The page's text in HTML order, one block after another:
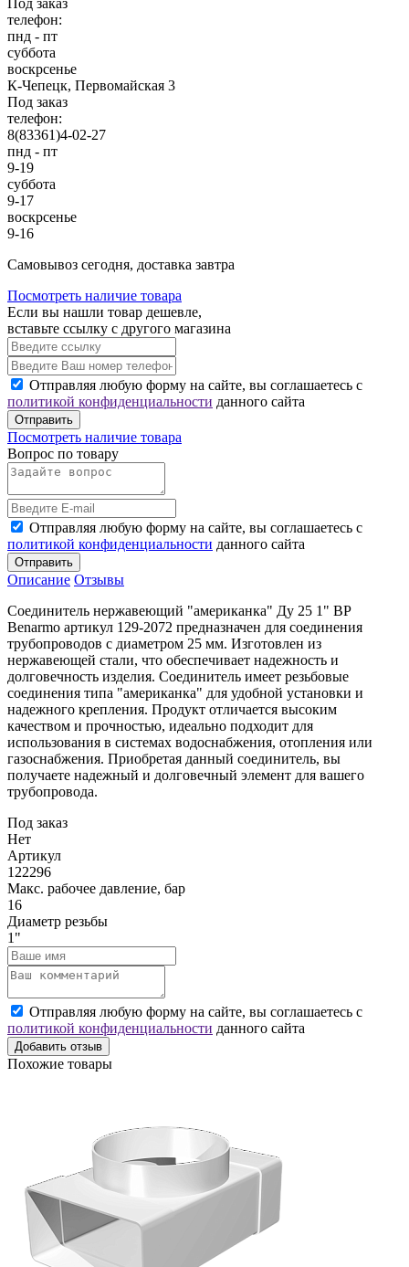
Под заказ
телефон:
пнд - пт
суббота
воскрсенье
К-Чепецк, Первомайская 3
Под заказ
телефон:
8(83361)4-02-27
пнд - пт
9-19
суббота
9-17
воскрсенье
9-16
Cамовывоз сегодня, доставка завтра
Посмотреть наличие товара
Если вы нашли товар дешевле,
вставьте ссылку с другого магазина
Отправляя любую форму на сайте, вы соглашаетесь с
политикой конфиденциальности данного сайта
Отправить
Посмотреть наличие товара
Вопрос по товару
Отправляя любую форму на сайте, вы соглашаетесь с
политикой конфиденциальности данного сайта
Отправить
Описание Отзывы
Соединитель нержавеющий "американка" Ду 25 1" ВР
Benarmo артикул 129-2072 предназначен для соединения
трубопроводов с диаметром 25 мм. Изготовлен из
нержавеющей стали, что обеспечивает надежность и
долговечность изделия. Соединитель имеет резьбовые
соединения типа "американка" для удобной установки и
надежного крепления. Продукт отличается высоким
качеством и прочностью, идеально подходит для
использования в системах водоснабжения, отопления или
газоснабжения. Приобретая данный соединитель, вы
получаете надежный и долговечный элемент для вашего
трубопровода.
Под заказ
Нет
Артикул
122296
Макс. рабочее давление, бар
16
Диаметр резьбы
1"
Отправляя любую форму на сайте, вы соглашаетесь с
политикой конфиденциальности данного сайта
Добавить отзыв
Похожие товары